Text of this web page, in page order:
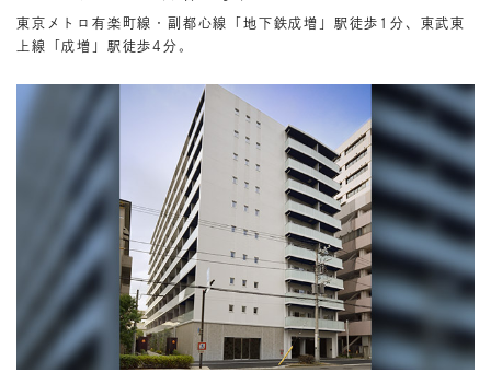
東京メトロ有楽町線・副都心線「地下鉄成増」駅徒歩1分、東武東
上線「成増」駅徒歩4分。